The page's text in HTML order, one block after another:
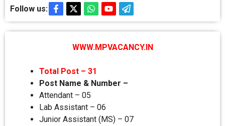
Follow us:
WWW.MPVACANCY.IN
Total Post – 31
Post Name & Number –
Attendant – 05
Lab Assistant – 06
Junior Assistant (MS) – 07